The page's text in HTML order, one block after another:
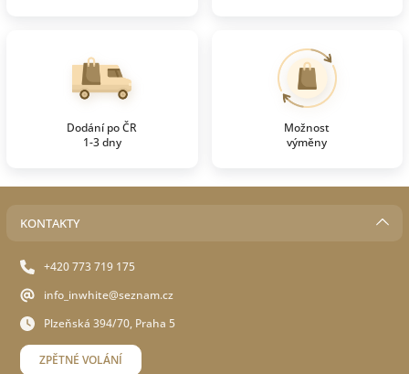
Dodání po ČR
1-3 dny
Možnost
výměny
KONTAKTY
+420 773 719 175
info_inwhite@seznam.cz
Plzeňská 394/70, Praha 5
ZPĚTNÉ VOLÁNÍ